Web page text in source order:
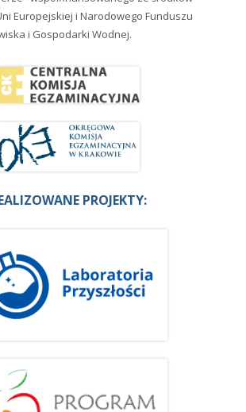
Europejskiej i Narodowego Funduszu
i Gospodarki Wodnej.
PROJEKTY: